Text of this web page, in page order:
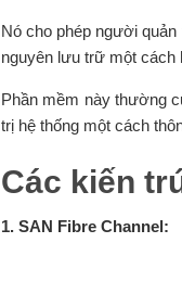
Nó cho phép người
nguyên lưu trữ một cách
Phần mềm này thường
trị hệ thống một cách
Các kiến
1. SAN Fibre Channel: